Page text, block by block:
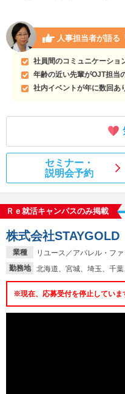
人事担当者が語る
社員間のコミュニケーショ
年齢の近い先輩がOJT担当
社内イベントが年に数回あ
セミナー・
説明会予約
Ｒｅ就活キャンパスのみ掲載
業種
リユース／アパレル・フ
勤務地
北海道、宮城、埼玉、千
株式会社STAYGOLD
※現在、応募受付を停止していま